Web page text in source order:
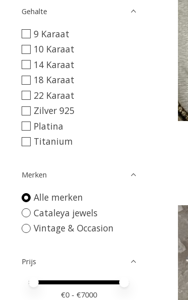
Gehalte
9 Karaat
10 Karaat
14 Karaat
18 Karaat
22 Karaat
Zilver 925
Platina
Titanium
Merken
Alle merken
Cataleya jewels
Vintage & Occasion
Prijs
Minimale prijswaarde
Price maximum value
€0 - €7000